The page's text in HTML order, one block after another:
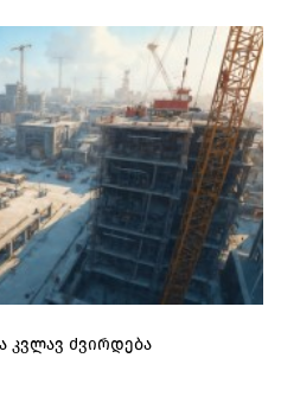
კვლავ ძვირდება